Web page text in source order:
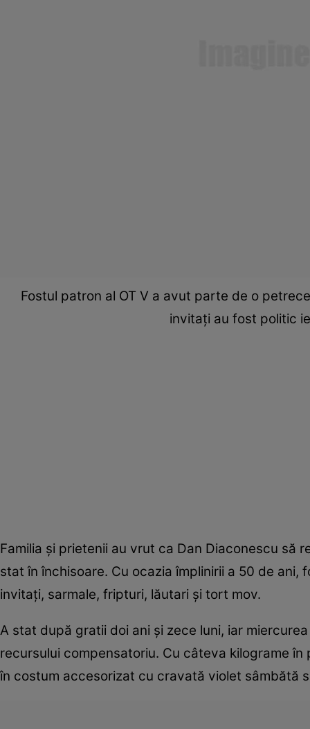
Fostul patron al OT V a avut parte de o
invitaţi au fost politic
Familia şi prietenii au vrut ca Dan Diaconescu să
stat în închisoare. Cu ocazia împlinirii a 50 de
invitaţi, sarmale, fripturi, lăutari şi tort mov.
A stat după gratii doi ani şi zece luni, iar
recursului compensatoriu. Cu câteva kilograme
în costum accesorizat cu cravată violet sâmbătă